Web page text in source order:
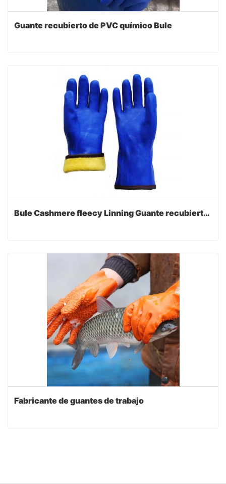
Guante recubierto de PVC químico Bule
Bule Cashmere fleecy Linning Guante recubierto de PVC
Fabricante de guantes de trabajo